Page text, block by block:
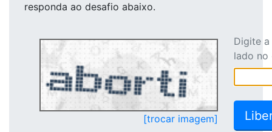
responda ao desafio abaixo.
[trocar imagem]
Digite
lado no